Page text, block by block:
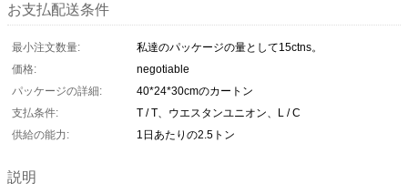
お支払配送条件
最小注文数量:
私達のパッケージの量として15ctns。
価格:
negotiable
パッケージの詳細:
40*24*30cmのカートン
支払条件:
T / T、ウエスタンユニオン、L / C
供給の能力:
1日あたりの2.5トン
説明